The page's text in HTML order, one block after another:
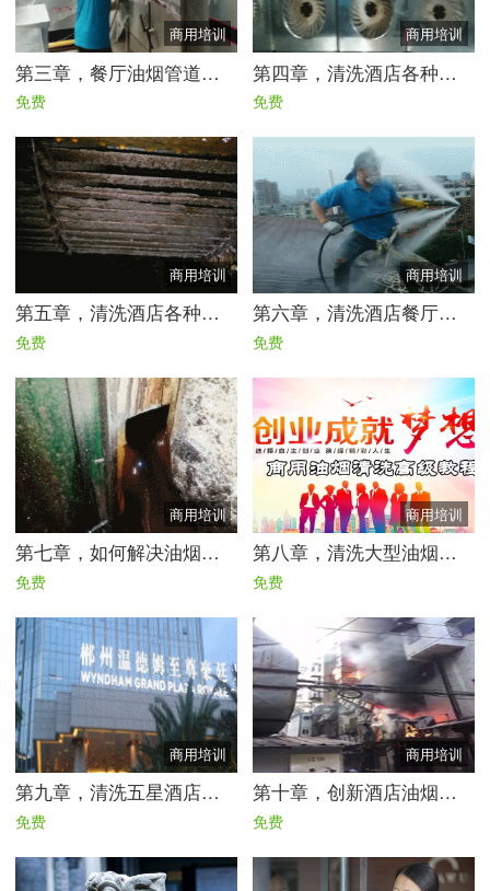
商用培训
第三章，餐厅油烟管道清洗细节与施工方案（全套）
免费
商用培训
第四章，清洗酒店各种净化器方案实战实用课程【中级】
免费
商用培训
第五章，清洗酒店各种风机最佳方案【高级】
免费
商用培训
第六章，清洗酒店餐厅竖管最佳方案实战实用课程【全套】
免费
商用培训
第七章，如何解决油烟管道油堵了排风的故障实战实案课程
免费
商用培训
第八章，清洗大型油烟系统高级培训全套教学视频
免费
商用培训
第九章，清洗五星酒店厨房油烟系统实战实用课程
免费
商用培训
第十章，创新酒店油烟竖管有效清洗方法
免费